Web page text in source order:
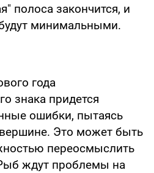
полоса закончится, и
минимальными.
года
знака придется
ошибки, пытаясь
Это может быть
переосмыслить
ждут проблемы на